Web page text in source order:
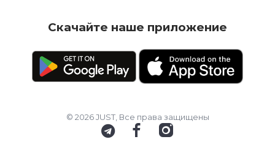
Скачайте наше приложение
© 2026 JUST, Все права защищены